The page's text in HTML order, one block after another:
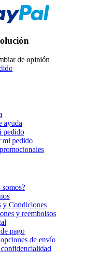
de opinión
ayuda
pedido
mi pedido
somos?
y Condiciones
y reembolsos
pago
de envío